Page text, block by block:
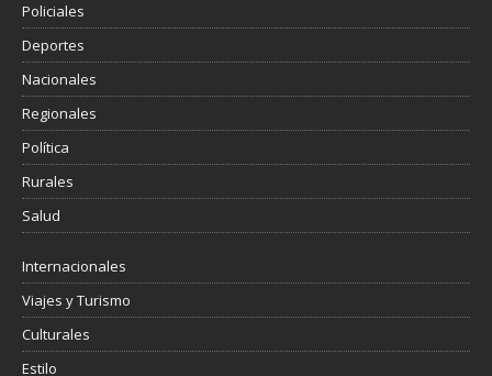
Policiales
Deportes
Nacionales
Regionales
Política
Rurales
Salud
Internacionales
Viajes y Turismo
Culturales
Estilo